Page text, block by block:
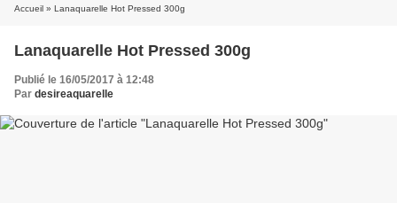
Accueil » Lanaquarelle Hot Pressed 300g
Lanaquarelle Hot Pressed 300g
Publié le 16/05/2017 à 12:48
Par desireaquarelle